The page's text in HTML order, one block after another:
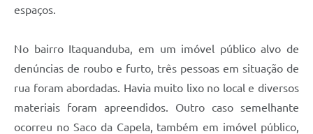
espaços.
No bairro Itaquanduba, em um imóvel público alvo de
denúncias de roubo e furto, três pessoas em situação de
rua foram abordadas. Havia muito lixo no local e diversos
materiais foram apreendidos. Outro caso semelhante
ocorreu no Saco da Capela, também em imóvel público,